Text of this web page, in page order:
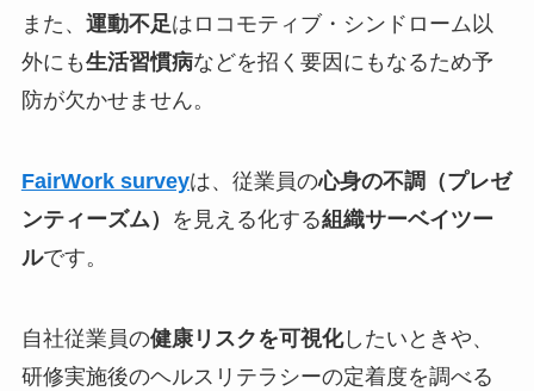
また、 運動不足はロコモティブ・シンドローム以
外にも生活習慣病などを招く要因にもなるため予
防が欠かせません。
FairWork surveyは、従業員の心身の不調（プレゼ
ンティーズム）
を見える化する組織サーベイツー
ルです。
自社従業員の健康リスクを可視化したいときや、
研修実施後のヘルスリテラシーの定着度を調べる